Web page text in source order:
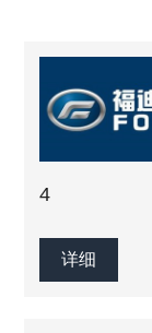
4
详细